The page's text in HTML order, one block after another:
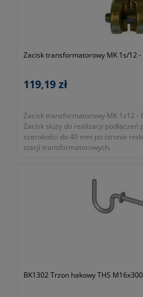
Zacisk transformatorowy MK 1s/12 -
119,19 zł
Zacisk transformatorowy MK 1s12 -
Zacisk służy do realizacji
szerokości do 40 mm po stronie
stacji transformatorowych.
max
- moc transformatora do 160kVA
- okres gwarancji 12 miesięcy (lub
BK1302 Trzon hakowy THS